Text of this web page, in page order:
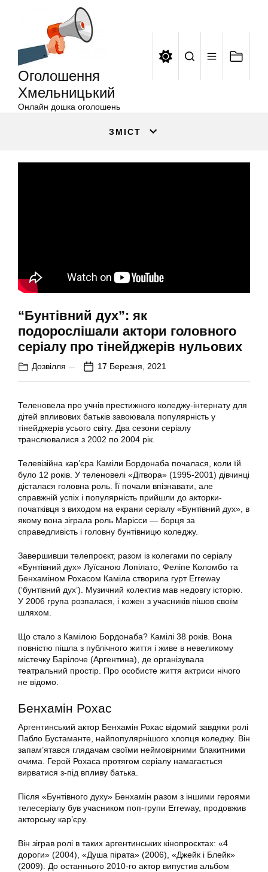
Оголошення
Хмельницький
Онлайн дошка оголошень
ЗМІСТ
“Бунтівний дух”: як
подорослішали актори головного
серіалу про тінейджерів нульових
Дозвілля 17 Березня, 2021
Теленовела про учнів престижного коледжу-інтернату для
дітей впливових батьків завоювала популярність у
тінейджерів усього світу. Два сезони серіалу
транслювалися з 2002 по 2004 рік.
Телевізійна кар’єра Каміли Бордонаба почалася, коли їй
було 12 років. У теленовелі «Дітвора» (1995-2001) дівчинці
дісталася головна роль. Її почали впізнавати, але
справжній успіх і популярність прийшли до акторки-
початківця з виходом на екрани серіалу «Бунтівний дух», в
якому вона зіграла роль Марісси — борця за
справедливість і головну бунтівницю коледжу.
Завершивши телепроєкт, разом із колегами по серіалу
«Бунтівний дух» Луїсаною Лопілато, Феліпе Коломбо та
Бенхаміном Рохасом Каміла створила гурт Erreway
(‘бунтівний дух’). Музичний колектив мав недовгу історію.
У 2006 група розпалася, і кожен з учасників пішов своїм
шляхом.
Що стало з Камілою Бордонаба? Камілі 38 років. Вона
повністю пішла з публічного життя і живе в невеликому
містечку Барілоче (Аргентина), де організувала
театральний простір. Про особисте життя актриси нічого
не відомо.
Бенхамін Рохас
Аргентинський актор Бенхамін Рохас відомий завдяки ролі
Пабло Бустаманте, найпопулярнішого хлопця коледжу. Він
запам’ятався глядачам своїми неймовірними блакитними
очима. Герой Рохаса протягом серіалу намагається
вирватися з-під впливу батька.
Після «Бунтівного духу» Бенхамін разом з іншими героями
телесеріалу був учасником поп-групи Erreway, продовжив
акторську кар’єру.
Він зіграв ролі в таких аргентинських кінопроєктах: «4
дороги» (2004), «Душа пірата» (2006), «Джейк і Блейк»
(2009). До останнього 2010-го актор випустив альбом